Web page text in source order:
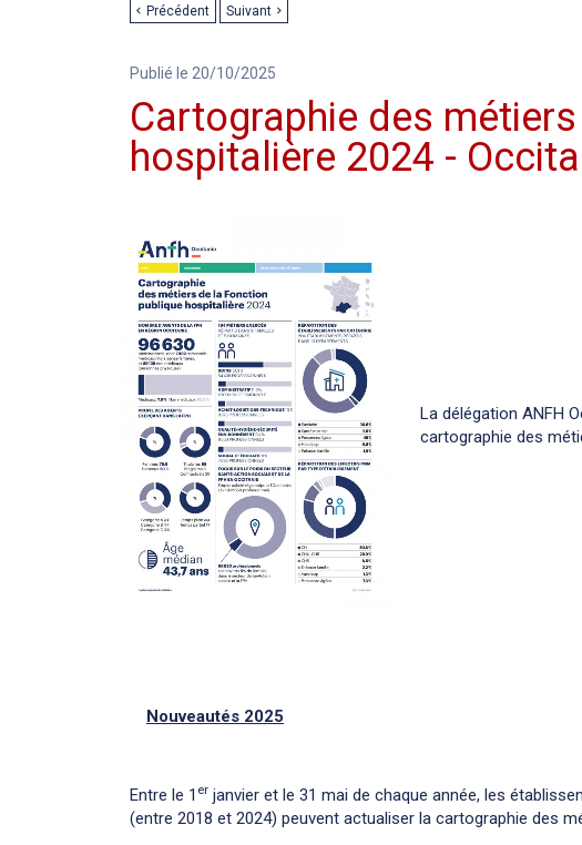
Précédent Suivant
Publié le 20/10/2025
Cartographie des
hospitalière 2024 -
La délégation ANFH
cartographie des
Nouveautés 2025
Entre le 1 er janvier et le 31 mai de chaque année, les
(entre 2018 et 2024) peuvent actualiser la cartographie des